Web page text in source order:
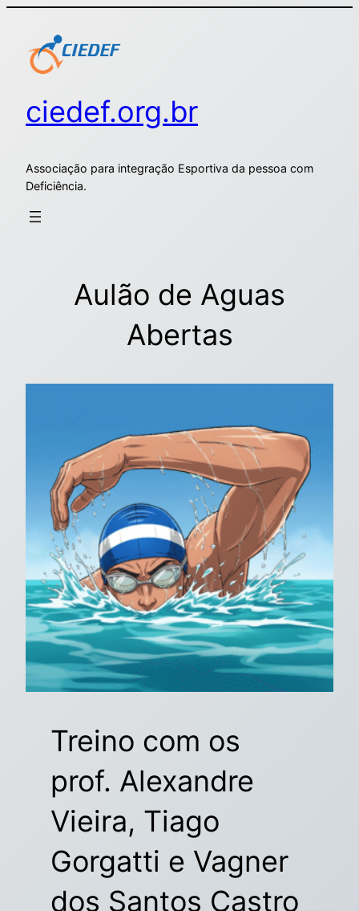
ciedef.org.br
Associação para integração Esportiva da pessoa com
Deficiência.
Aulão de Aguas
Abertas
Treino com os
prof. Alexandre
Vieira, Tiago
Gorgatti e Vagner
dos Santos Castro